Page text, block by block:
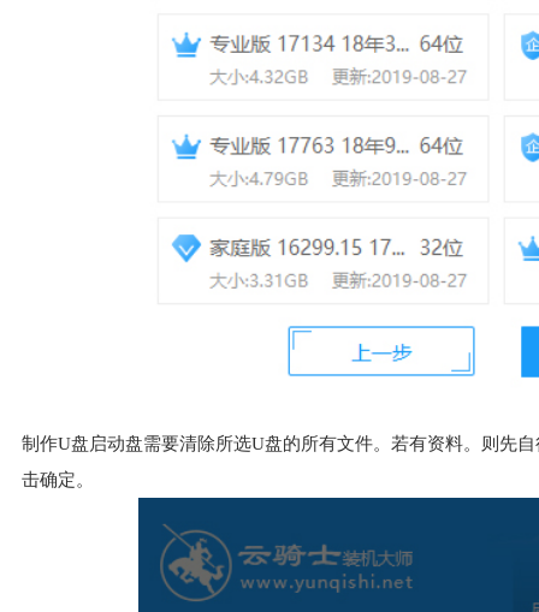
制作U盘启动盘需要清除所选U盘的所有文件。若有资料。则先
击确定。